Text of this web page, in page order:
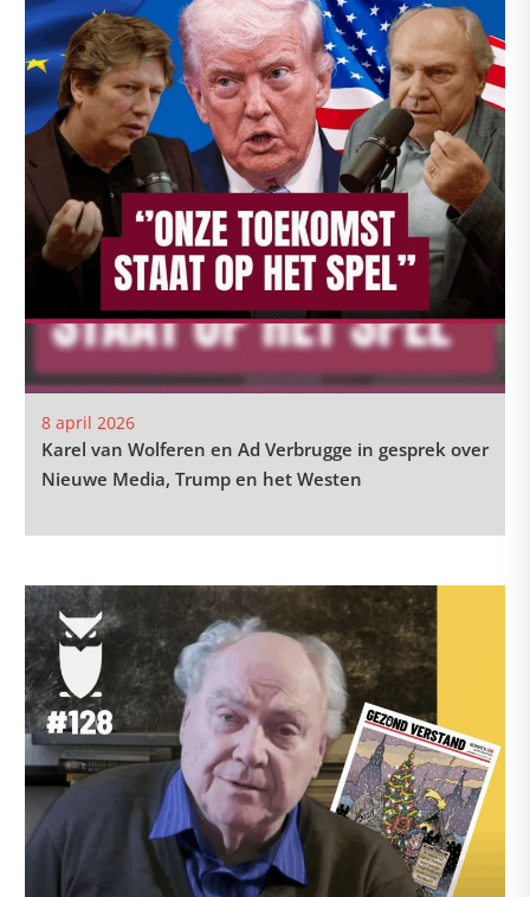
8 april 2026
Karel van Wolferen en Ad Verbrugge in gesprek over
Nieuwe Media, Trump en het Westen